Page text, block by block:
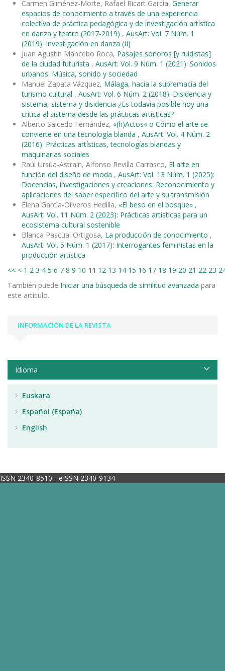
Carmen Giménez-Morte, Rafael Ricart García, Generar
espacios de conocimiento a través de una experiencia
colectiva de práctica pedagógica y de investigación artística
en danza y teatro (2017-2019) , AusArt: Vol. 7 Núm. 1
(2019): Investigación en danza (II)
Juan Agustín Mancebo Roca, Pasajes sonoros [y ruidistas]
de la ciudad futurista , AusArt: Vol. 9 Núm. 1 (2021): Sonidos
urbanos: Música, sonido y sociedad
Manuel Zapata Vázquez, Málaga, hacia la supremacía del
turismo cultural , AusArt: Vol. 6 Núm. 2 (2018): Disidencia y
sistema, sistema y disidencia ¿Es todavía posible hoy una
crítica al sistema desde las prácticas artísticas?
Alberto Salcedo Fernández, «(h)Actos« o Cómo el arte se
convierte en una tecnología blanda , AusArt: Vol. 4 Núm. 2
(2016): Prácticas artísticas, tecnologías blandas y
maquinarias sociales
Raúl Ursúa-Astrain, Alfonso Revilla Carrasco, El arte en
función del diseño de moda , AusArt: Vol. 13 Núm. 1 (2025):
Docencias, investigaciones y creaciones: Reconocimiento y
aplicaciones del saber específico del arte y su transmisión
Elena García-Oliveros Hedilla, «El beso en el bosque» ,
AusArt: Vol. 11 Núm. 2 (2023): Prácticas artísticas para un
ecosistema cultural sostenible
Blanca Pascual Ortigosa, La producción de conocimiento ,
AusArt: Vol. 5 Núm. 1 (2017): Interrogantes feministas en la
producción artística
<< < 1 2 3 4 5 6 7 8 9 10 11 12 13 14 15 16 17 18 19 20 21 22 23
También puede Iniciar una búsqueda de similitud avanzada para
este artículo.
INFORMACIÓN DE LA REVISTA
Idioma
Euskara
Español (España)
English
ISSN 2340-8510 - eISSN 2340-9134